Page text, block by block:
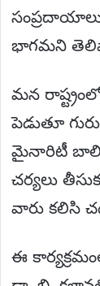
భాగమని
మన
పెడుతూ
మైనారిటీ
చర్యలు
వారు కలిసి
ఈ